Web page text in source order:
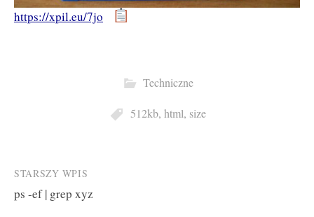
https://xpil.eu/7jo
Techniczne
512kb, html, size
Post
navigation
STARSZY WPIS
ps -ef | grep xyz